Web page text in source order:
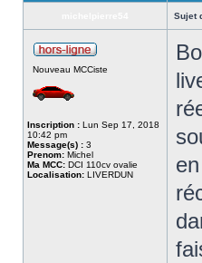
Sujet
Nouveau MCCiste
Inscription : Lun Sep 17, 2018
10:42 pm
Message(s) : 3
Prenom: Michel
Ma MCC: DCI 110cv ovalie
Localisation: LIVERDUN